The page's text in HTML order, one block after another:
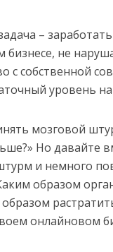
–
не
с собственной
уровень
мозговой
Но давайте
и немного
образом
онлайновом